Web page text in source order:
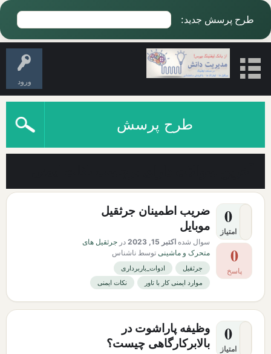
طرح پرسش جدید:
ورود
طرح پرسش
0
امتیاز
0
پاسخ
ضریب اطمینان جرثقیل
موبایل
سوال شده اکتبر 15, 2023 در جرثقیل های
متحرک و ماشینی توسط ناشناس
جرثقیل
ادوات_باربرداری
موارد ایمنی کار با تاور
نکات ایمنی
0
امتیاز
وظیفه پاراشوت در
بالابرکارگاهی چیست؟